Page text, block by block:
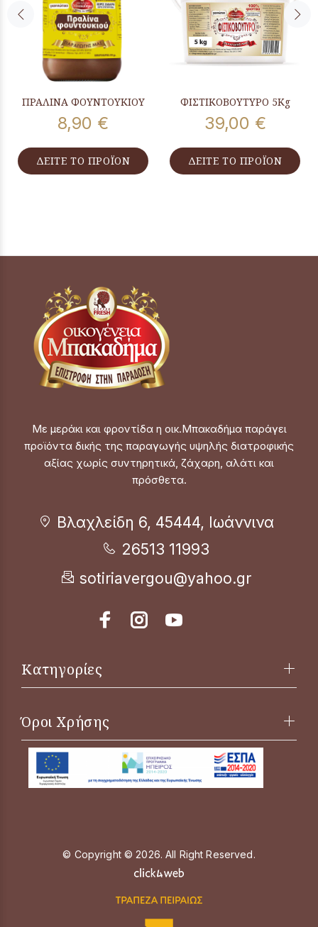
ΠΡΑΛΙΝΑ ΦΟΥΝΤΟΥΚΙΟΥ
8,90 €
ΔΕΙΤΕ ΤΟ ΠΡΟΪΟΝ
ΦΙΣΤΙΚΟΒΟΥΤΥΡΟ 5Kg
39,00 €
ΔΕΙΤΕ ΤΟ ΠΡΟΪΟΝ
Με μεράκι και φροντίδα η οικ.Μπακαδήμα παράγει
προϊόντα δικής της παραγωγής υψηλής διατροφικής
αξίας χωρίς συντηρητικά, ζάχαρη, αλάτι και
πρόσθετα.
Βλαχλείδη 6, 45444, Ιωάννινα
26513 11993
sotiriavergou@yahoo.gr
Κατηγορίες
Όροι Χρήσης
© Copyright © 2026. All Right Reserved.